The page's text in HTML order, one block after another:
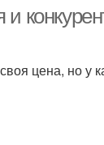
цена, но